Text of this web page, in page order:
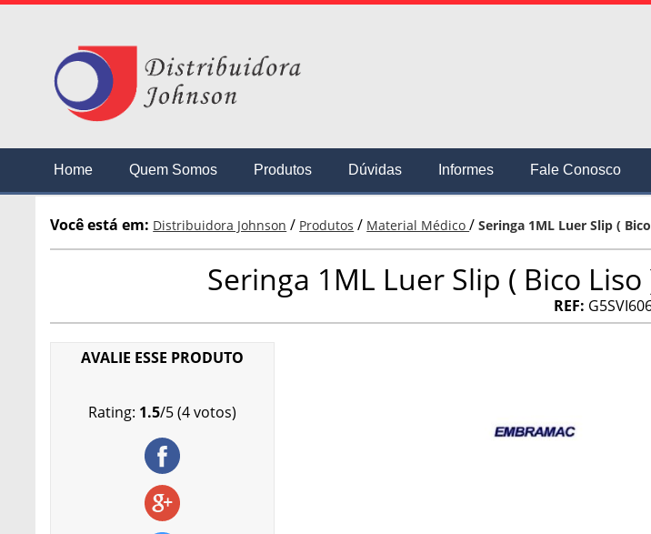
Home Quem Somos Produtos Dúvidas Informes Fale Conosco
Você está em: Distribuidora Johnson / Produtos / Material Médico/Seringa 1ML Luer Slip (
Seringa 1ML Luer Slip ( Bico
REF:
AVALIE ESSE PRODUTO
Rating: 1.5/5(4votos)